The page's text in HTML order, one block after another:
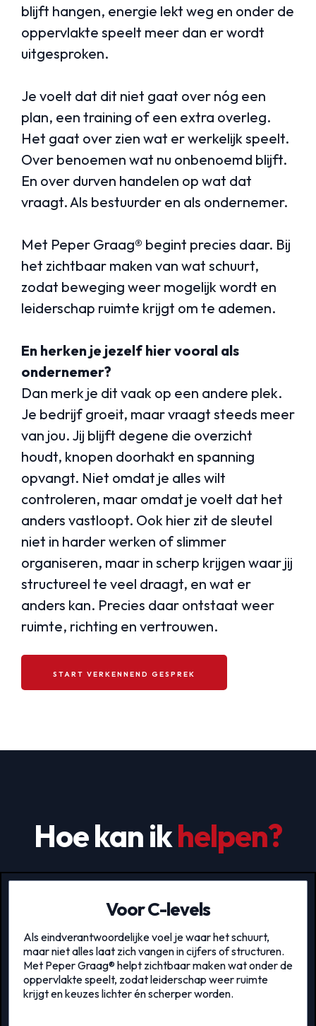
blijft hangen, energie lekt weg en onder de
oppervlakte speelt meer dan er wordt
uitgesproken.
Je voelt dat dit niet gaat over nóg een
plan, een training of een extra overleg.
Het gaat over zien wat er werkelijk speelt.
Over benoemen wat nu onbenoemd blijft.
En over durven handelen op wat dat
vraagt. Als bestuurder en als ondernemer.
Met Peper Graag® begint precies daar. Bij
het zichtbaar maken van wat schuurt,
zodat beweging weer mogelijk wordt en
leiderschap ruimte krijgt om te ademen.
En herken je jezelf hier vooral als
ondernemer?
Dan merk je dit vaak op een andere plek.
Je bedrijf groeit, maar vraagt steeds meer
van jou. Jij blijft degene die overzicht
houdt, knopen doorhakt en spanning
opvangt. Niet omdat je alles wilt
controleren, maar omdat je voelt dat het
anders vastloopt. Ook hier zit de sleutel
niet in harder werken of slimmer
organiseren, maar in scherp krijgen waar jij
structureel te veel draagt, en wat er
anders kan. Precies daar ontstaat weer
ruimte, richting en vertrouwen.
START VERKENNEND GESPREK
Hoe kan ikhelpen?
Voor C-levels
Als eindverantwoordelijke voel je waar het schuurt,
maar niet alles laat zich vangen in cijfers of structuren.
Met Peper Graag® helpt zichtbaar maken wat onder de
oppervlakte speelt, zodat leiderschap weer ruimte
krijgt en keuzes lichter én scherper worden.